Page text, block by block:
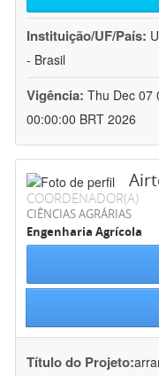
Instituição/UF/País:
- Brasil
Vigência: Thu Dec 07
00:00:00 BRT 2026
COORDENADOR(A)
CIÊNCIAS AGRÁRIAS
Engenharia Agrícola
Título do Projeto: